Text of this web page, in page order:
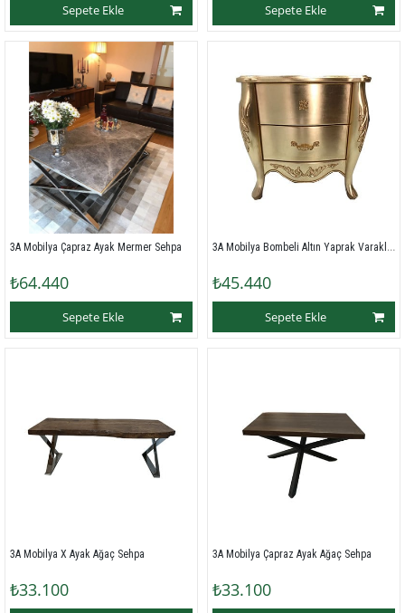
Sepete Ekle Sepete Ekle
3A Mobilya Çapraz Ayak Mermer Sehpa
₺64.440
Sepete Ekle
3A Mobilya Bombeli Altın Yaprak Varaklı El Oyması Komedin
₺45.440
Sepete Ekle
3A Mobilya X Ayak Ağaç Sehpa
₺33.100
3A Mobilya Çapraz Ayak Ağaç Sehpa
₺33.100